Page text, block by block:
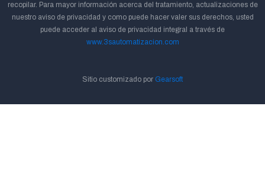
recopilar. Para mayor información acerca del tratamiento, actualizaciones de
nuestro aviso de privacidad y como puede hacer valer sus derechos, usted
puede acceder al aviso de privacidad integral a través de
www.3sautomatizacion.com
Sitio customizado por Gearsoft